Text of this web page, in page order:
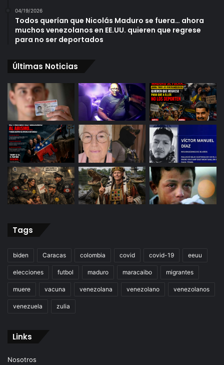
04/19/2026
Todos querían que Nicolás Maduro se fuera… ahora
muchos venezolanos en EE.UU. quieren que regrese
para no ser deportados
Últimas Noticias
Tags
biden Caracas colombia covid covid-19 eeuu
elecciones futbol maduro maracaibo migrantes
muere vacuna venezolana venezolano venezolanos
venezuela zulia
Links
Nosotros